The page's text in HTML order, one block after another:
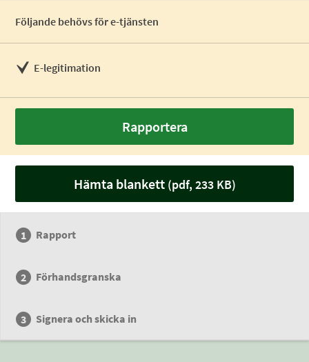
Följande behövs för e-tjänsten
E-legitimation
Rapportera
Hämta blankett(pdf, 233 KB)
Rapport
Förhandsgranska
Signera och skicka in